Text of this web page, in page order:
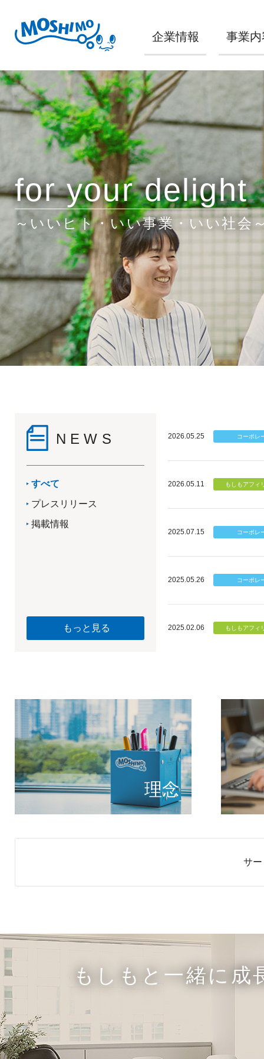
企業情報 事業内
for your delight
～いいヒト・いい事業・いい社会
NEWS
すべて
プレスリリース
掲載情報
もっと見る
2026.05.25
2026.05.11
2025.07.15
2025.05.26
2025.02.06
理念
個のチ
もしもが描く未
サ
もしもと一緒に成